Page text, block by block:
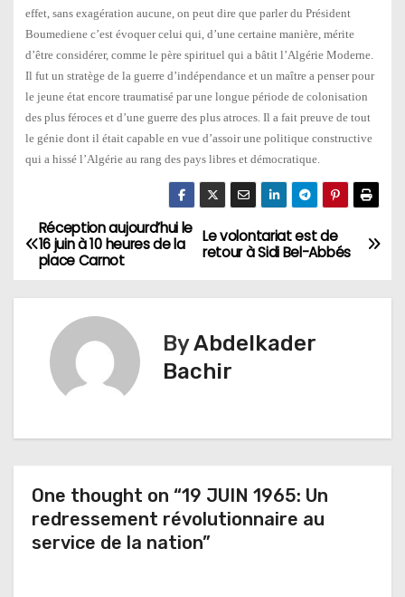
effet, sans exagération aucune, on peut dire que parler du Président
Boumediene c’est évoquer celui qui, d’une certaine manière, mérite
d’être considérer, comme le père spirituel qui a bâtit l’Algérie Moderne.
Il fut un stratège de la guerre d’indépendance et un maître a penser pour
le jeune état encore traumatisé par une longue période de colonisation
des plus féroces et d’une guerre des plus atroces. Il a fait preuve de tout
le génie dont il était capable en vue d’assoir une politique constructive
qui a hissé l’Algérie au rang des pays libres et démocratique.
N
a
o
Le volontariat est de
retour à Sidi Bel-Abbés
Réception aujourd’hui le
16 juin à 10 heures de la
place Carnot
ByAbdelkader
Bachir
One thought on “19 JUIN 1965: Un
redressement révolutionnaire au
service de la nation”